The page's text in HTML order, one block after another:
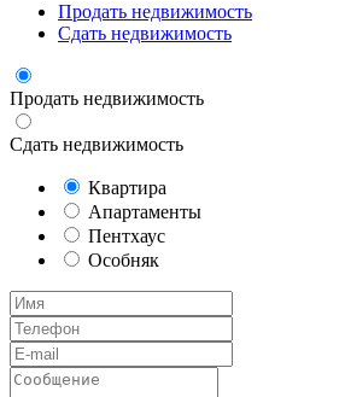
Продать недвижимость
Сдать недвижимость
Продать недвижимость
Сдать недвижимость
Квартира
Апартаменты
Пентхаус
Особняк